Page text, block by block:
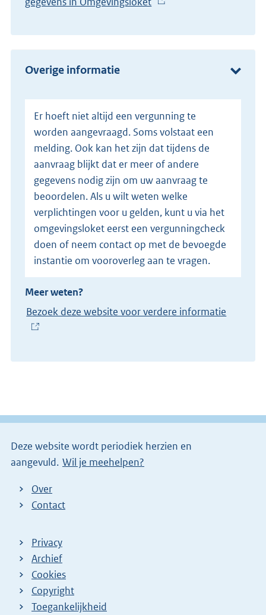
x
t
n
e
l
i
n
k
)
Overige informatie
Er hoeft niet altijd een vergunning te
worden aangevraagd. Soms volstaat een
melding. Ook kan het zijn dat tijdens de
aanvraag blijkt dat er meer of andere
gegevens nodig zijn om uw aanvraag te
beoordelen. Als u wilt weten welke
verplichtingen voor u gelden, kunt u via het
omgevingsloket eerst een vergunningcheck
doen of neem contact op met de bevoegde
instantie om vooroverleg aan te vragen.
Meer weten?
Bezoek deze website voor verdere informatie
x
n
Deze website wordt periodiek herzien en
aangevuld. Wil je meehelpen?
Over
Contact
Privacy
Archief
Cookies
Copyright
Toegankelijkheid